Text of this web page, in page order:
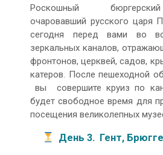
Роскошный
очаровавший русского царя
сегодня перед вами во
зеркальных каналов,
фронтонов, церквей, садов,
катеров. После пешеходной
вы совершите круиз по
будет свободное время для
посещения великолепных
День 3. Гент, Брюгге